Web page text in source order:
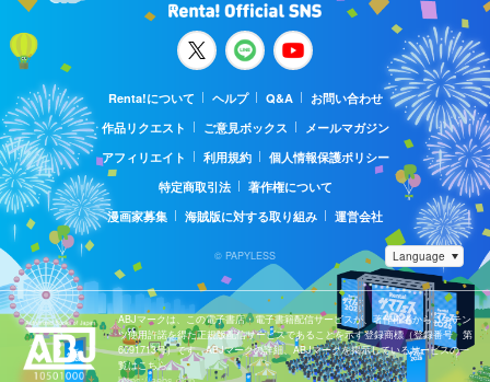
Renta!について ヘルプ Q&A
お問い合わせ
作品リクエスト
ご意見ボックス
メールマガジン
アフィリエイト
利用規約
個人情報保護ポリシー
特定商取引法
著作権について
漫画家募集
海賊版に対する取り組み 運営会社
© PAPYLESS
ABJマークは、この電子書店・電子書籍配信サービスが、著作権者からコンテン
ツ使用許諾を得た正規版配信サービスであることを示す登録商標（登録番号 第
6091713号）です。ABJマークの詳細、ABJマークを掲示しているサービスの一
覧はこちら。